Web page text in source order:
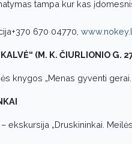
tampa kur kas
670 04770,
(M. K. ČIURLIONIO G.
knygos „Menas gyventi
ekskursija „Druskininkai.